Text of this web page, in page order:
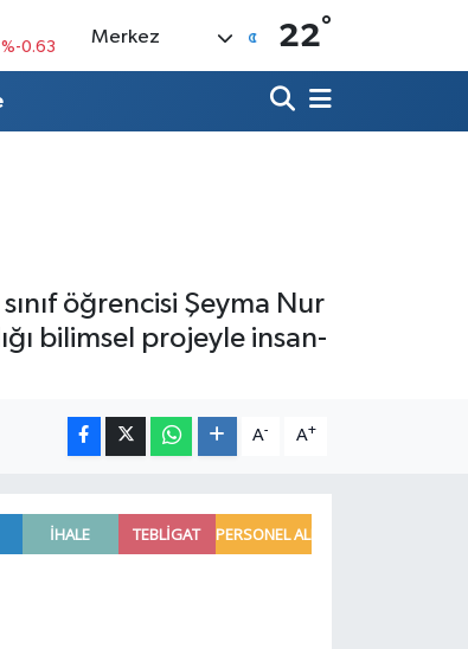
0.02
Merkez 22°
öğrencisi Şeyma Nur
bilimsel projeyle insan-
A- A+